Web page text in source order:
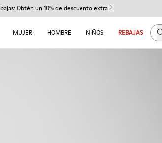
Obtén un 10% de descuento extra
MUJER HOMBRE NIÑOS REBAJAS